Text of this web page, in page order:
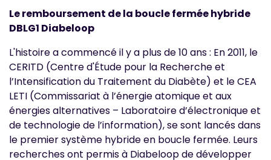
Le remboursement de la boucle fermée hybride
DBLG1 Diabeloop
L'histoire a commencé il y a plus de 10 ans : En 2011, le
CERITD (Centre d'Étude pour la Recherche et
l’Intensification du Traitement du Diabète) et le CEA
LETI (Commissariat à l’énergie atomique et aux
énergies alternatives – Laboratoire d’électronique et
de technologie de l’information), se sont lancés dans
le premier système hybride en boucle fermée. Leurs
recherches ont permis à Diabeloop de développer